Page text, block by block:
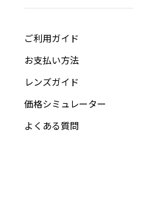
ご利用ガイド
お支払い方法
レンズガイド
価格シミュレーター
よくある質問